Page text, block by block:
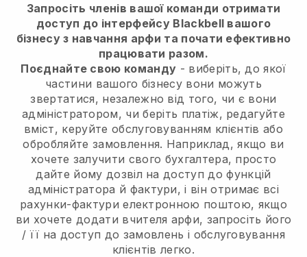
Запросіть членів вашої команди отримати
доступ до інтерфейсу Blackbell вашого
бізнесу з навчання арфи та почати ефективно
працювати разом.
Поєднайте свою команду - виберіть, до якої
частини вашого бізнесу вони можуть
звертатися, незалежно від того, чи є вони
адміністратором, чи беріть платіж, редагуйте
вміст, керуйте обслуговуванням клієнтів або
обробляйте замовлення. Наприклад, якщо ви
хочете залучити свого бухгалтера, просто
дайте йому дозвіл на доступ до функцій
адміністратора й фактури, і він отримає всі
рахунки-фактури електронною поштою, якщо
ви хочете додати вчителя арфи, запросіть його
/ її на доступ до замовлень і обслуговування
клієнтів легко.